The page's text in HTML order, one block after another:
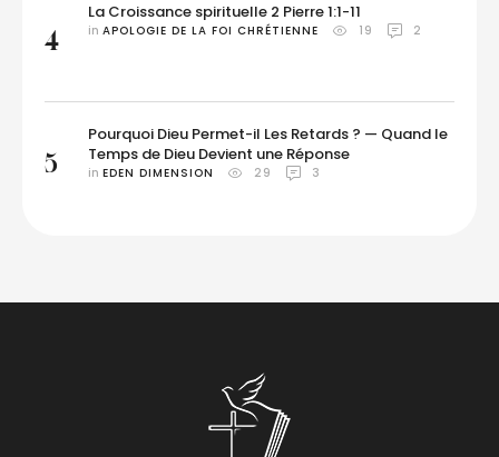
4
La Croissance spirituelle 2 Pierre 1:1-11
in APOLOGIE DE LA FOI CHRÉTIENNE 19 2
5
Pourquoi Dieu Permet-il Les Retards ? — Quand le
Temps de Dieu Devient une Réponse
in EDEN DIMENSION 29 3